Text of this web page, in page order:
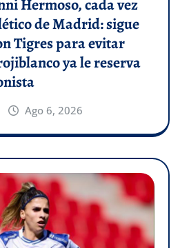
Hermoso, cada vez
de Madrid: sigue
Tigres para evitar
ya le reserva
Ago 6, 2026